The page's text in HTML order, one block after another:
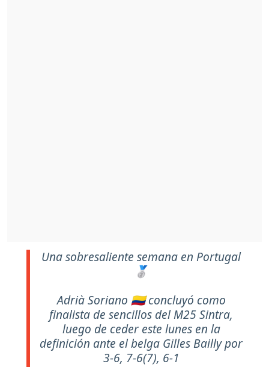
Una sobresaliente semana en Portugal
🥈
Adrià Soriano 🇨🇴 concluyó como
finalista de sencillos del M25 Sintra,
luego de ceder este lunes en la
definición ante el belga Gilles Bailly por
3-6, 7-6(7), 6-1